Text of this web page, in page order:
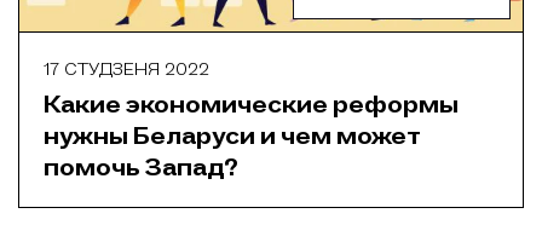
17 СТУДЗЕНЯ 2022
Какие экономические реформы
нужны Беларуси и чем может
помочь Запад?